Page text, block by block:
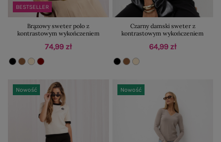
BESTSELLER
Brązowy sweter polo z
kontrastowym wykończeniem
74,99 zł
Czarny damski sweter z
kontrastowym wykończeniem
64,99 zł
Nowość Nowość